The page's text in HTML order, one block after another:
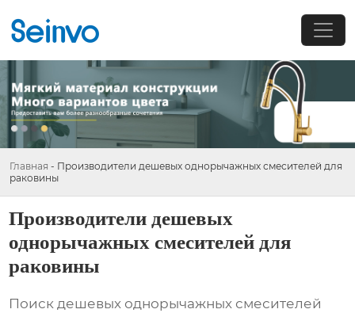
Главная - Производители дешевых однорычажных смесителей для
раковины
Производители дешевых
однорычажных смесителей для
раковины
Поискдешевых однорычажных смесителей